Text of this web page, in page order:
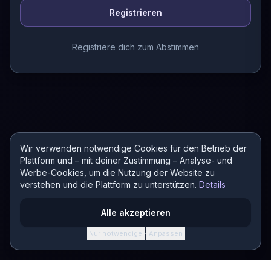
Wir verwenden notwendige Cookies für den Betrieb der
Plattform und – mit deiner Zustimmung – Analyse- und
Werbe-Cookies, um die Nutzung der Website zu
verstehen und die Plattform zu unterstützen. Details
Alle akzeptieren
Nur notwendige · Anpassen
Registrieren
Registriere dich zum Abstimmen